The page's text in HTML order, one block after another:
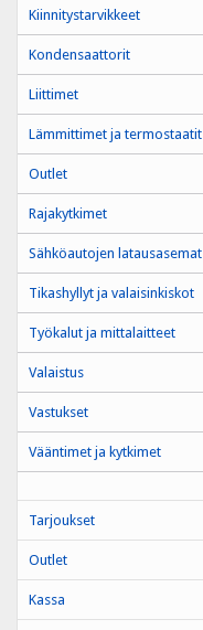
Kiinnitystarvikkeet
Kondensaattorit
Liittimet
Lämmittimet ja termostaatit
Outlet
Rajakytkimet
Sähköautojen latausasemat
Tikashyllyt ja valaisinkiskot
Työkalut ja mittalaitteet
Valaistus
Vastukset
Vääntimet ja kytkimet
Tarjoukset
Outlet
Kassa